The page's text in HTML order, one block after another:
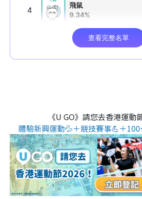
《U GO》請您去香港運動
體驗新興運動💦＋競技賽事💪＋